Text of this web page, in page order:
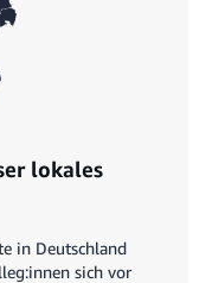
lokales
in Deutschland
sich vor